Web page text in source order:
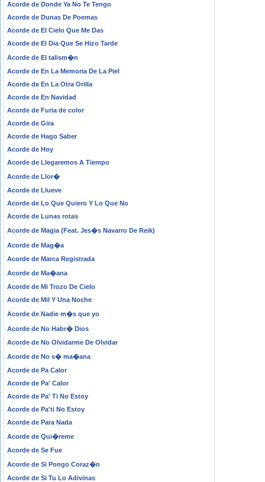
Acorde de Donde Ya No Te Tengo
Acorde de Dunas De Poemas
Acorde de El Cielo Que Me Das
Acorde de El Dia Que Se Hizo Tarde
Acorde de El talism�n
Acorde de En La Memoria De La Piel
Acorde de En La Otra Orilla
Acorde de En Navidad
Acorde de Furia de color
Acorde de Gira
Acorde de Hago Saber
Acorde de Hoy
Acorde de Llegaremos A Tiempo
Acorde de Llor�
Acorde de Llueve
Acorde de Lo Que Quiero Y Lo Que No
Acorde de Lunas rotas
Acorde de Magia (Feat. Jes�s Navarro De Reik)
Acorde de Mag�a
Acorde de Marca Registrada
Acorde de Ma�ana
Acorde de Mi Trozo De Cielo
Acorde de Mil Y Una Noche
Acorde de Nadie m�s que yo
Acorde de No Habr� Dios
Acorde de No Olvidarme De Olvidar
Acorde de No s� ma�ana
Acorde de Pa Calor
Acorde de Pa' Calor
Acorde de Pa' Ti No Estoy
Acorde de Pa'ti No Estoy
Acorde de Para Nada
Acorde de Qui�reme
Acorde de Se Fue
Acorde de Si Pongo Coraz�n
Acorde de Si Tu Lo Adivinas